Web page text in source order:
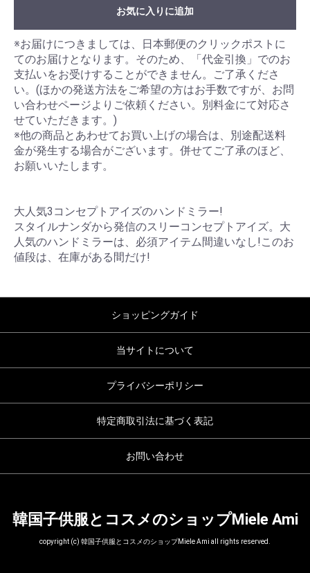
お気に入りに追加
※お届けにつきましては、日本郵便のクリックポストに
てのお届けとなります。そのため、「代金引換」でのお
支払いをお受けすることができません。ご了承くださ
い。(ほかの発送方法をご希望の方はお手数ですが、お問
い合わせページよりご依頼ください。別料金にて対応さ
せていただきます。)
※他の商品とあわせてお買い上げの場合は、別途配送料
金が発生する場合がございます。併せてご了承のほど、
お願いいたします。
大人気3コンセプトアイズのハンドミラー!
スタイルナンダから発信のスリーコンセプトアイズ。大
人気のハンドミラーは、必須アイテム間違いなし!このお
値段は、在庫がある間だけ!
ショッピングガイド
当サイトについて
プライバシーポリシー
特定商取引法に基づく表記
お問い合わせ
韓国子供服とコスメのショップMiele Ami
copyright (c) 韓国子供服とコスメのショップMiele Ami all rights reserved.